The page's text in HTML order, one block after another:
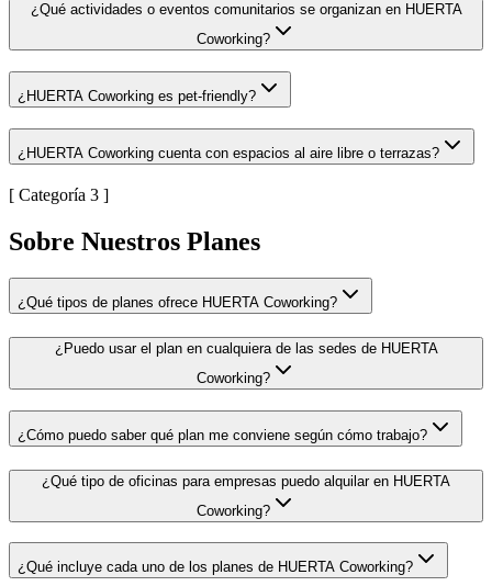
¿Qué actividades o eventos comunitarios se organizan en HUERTA
Coworking?
¿HUERTA Coworking es pet-friendly?
¿HUERTA Coworking cuenta con espacios al aire libre o terrazas?
[ Categoría 3 ]
Sobre Nuestros Planes
¿Qué tipos de planes ofrece HUERTA Coworking?
¿Puedo usar el plan en cualquiera de las sedes de HUERTA
Coworking?
¿Cómo puedo saber qué plan me conviene según cómo trabajo?
¿Qué tipo de oficinas para empresas puedo alquilar en HUERTA
Coworking?
¿Qué incluye cada uno de los planes de HUERTA Coworking?